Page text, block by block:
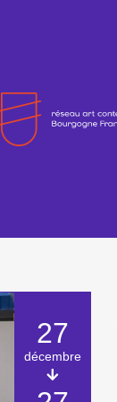
27
décembre